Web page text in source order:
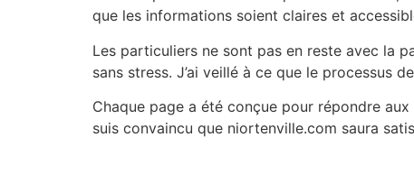
que les informations soient claires et
Les particuliers ne sont pas en reste avec la
sans stress. J’ai veillé à ce que le processus
Chaque page a été conçue pour répondre
suis convaincu que niortenville.com saura